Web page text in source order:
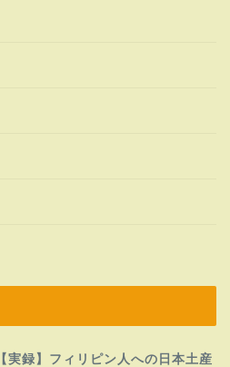
【実録】フィリピン人への日本土産